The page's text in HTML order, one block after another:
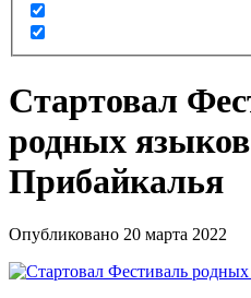
Стартовал
родных
Прибайкалья
Опубликовано 20 марта 2022